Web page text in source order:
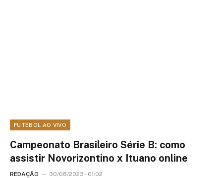
FUTEBOL AO VIVO
Campeonato Brasileiro Série B: como
assistir Novorizontino x Ituano online
REDAÇÃO 30/08/2023 - 01:02